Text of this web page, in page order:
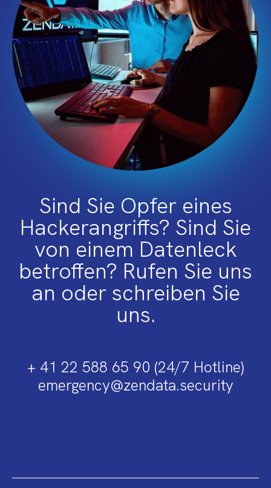
Sind Sie Opfer eines
Hackerangriffs? Sind Sie
von einem Datenleck
betroffen? Rufen Sie uns
an oder schreiben Sie
uns.
+ 41 22 588 65 90 (24/7 Hotline)
emergency@zendata.security